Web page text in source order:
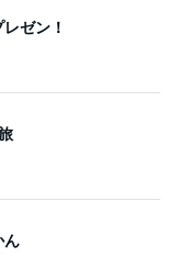
ゼン！
ん